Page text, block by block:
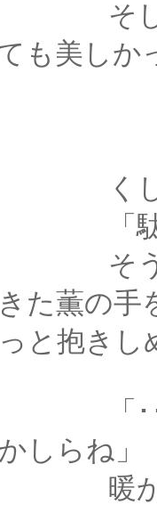
、群青
も美しか
ん、と
だわー
って笑
た薫の手
と抱きし
･･次に
しらね」
感触に